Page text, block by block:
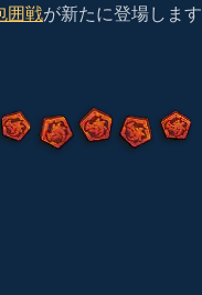
囲戦が新たに登場しま